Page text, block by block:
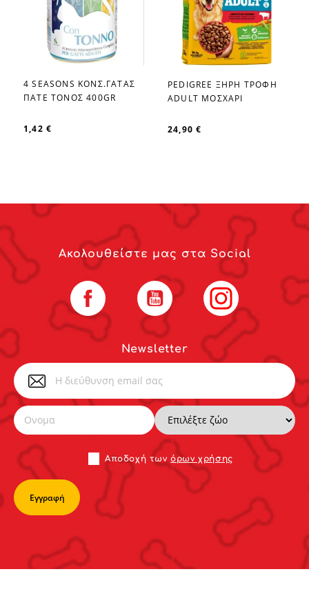
favorite_border
4 SEASONS ΚΟΝΣ.ΓΑΤΑΣ
ΠΑΤΕ ΤΟΝΟΣ 400GR
1,42 €
favorite_border
PEDIGREE ΞΗΡΗ ΤΡΟΦΗ
ADULT ΜΟΣΧΑΡΙ
24,90 €
Newsletter
Αποδoχή τωνόρων χρήσης
Ακολουθείστε μας στα Social
Facebook YouTube Instagram